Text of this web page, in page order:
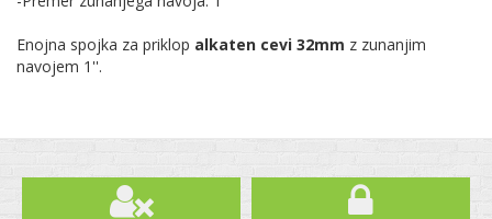
Enojna spojka za priklop alkaten cevi 32mm z zunanjim
navojem 1''.